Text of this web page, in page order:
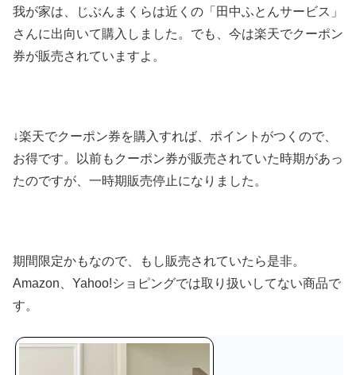
我が家は、じぶんまくらは近くの「田中ふとんサービス」
さんに出向いて購入しました。でも、今は楽天でクーポン
券が販売されていますよ。
↓楽天でクーポン券を購入すれば、ポイントがつくので、
お得です。以前もクーポン券が販売されていた時期があっ
たのですが、一時期販売停止になりました。
期間限定かもなので、もし販売されていたら是非。
Amazon、Yahoo!ショピングでは取り扱いしてない商品で
す。